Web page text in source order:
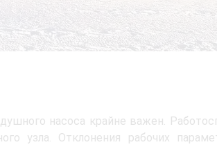
насоса крайне важен.
узла. Отклонения рабочих